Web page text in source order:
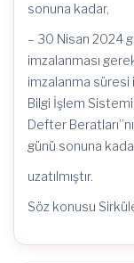
sonuna kadar,
– 30 Nisan 2024
imzalanması
imzalanma süresi
Bilgi İşlem
Defter
günü sonuna
uzatılmıştır.
Söz konusu